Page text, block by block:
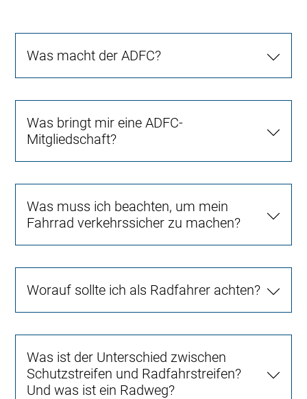
Was macht der ADFC?
Was bringt mir eine ADFC-
Mitgliedschaft?
Was muss ich beachten, um mein
Fahrrad verkehrssicher zu machen?
Worauf sollte ich als Radfahrer achten?
Was ist der Unterschied zwischen
Schutzstreifen und Radfahrstreifen?
Und was ist ein Radweg?